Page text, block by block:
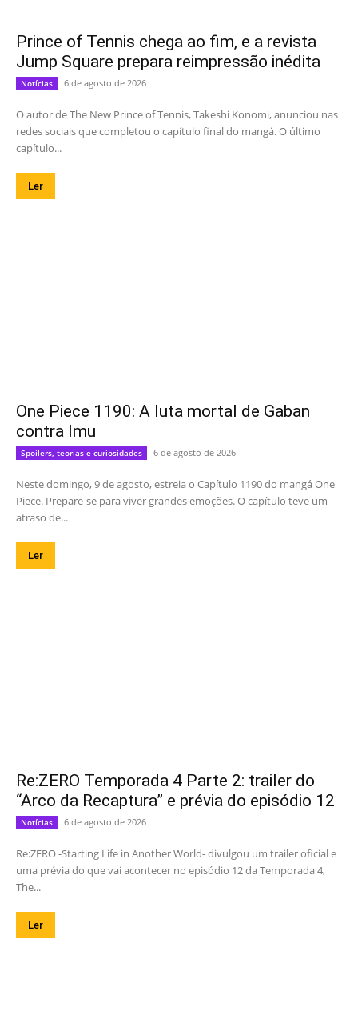
Prince of Tennis chega ao fim, e a revista
Jump Square prepara reimpressão inédita
Notícias 6 de agosto de 2026
O autor de The New Prince of Tennis, Takeshi Konomi, anunciou nas
redes sociais que completou o capítulo final do mangá. O último
capítulo...
Ler
One Piece 1190: A luta mortal de Gaban
contra Imu
Spoilers, teorias e curiosidades 6 de agosto de 2026
Neste domingo, 9 de agosto, estreia o Capítulo 1190 do mangá One
Piece. Prepare-se para viver grandes emoções. O capítulo teve um
atraso de...
Ler
Re:ZERO Temporada 4 Parte 2: trailer do
“Arco da Recaptura” e prévia do episódio 12
Notícias 6 de agosto de 2026
Re:ZERO -Starting Life in Another World- divulgou um trailer oficial e
uma prévia do que vai acontecer no episódio 12 da Temporada 4,
The...
Ler